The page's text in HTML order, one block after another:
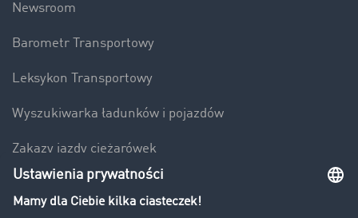
Newsroom
Barometr Transportowy
Leksykon Transportowy
Wyszukiwarka ładunków i pojazdów
Zakazy jazdy ciężarówek
Bezpieczeństwo